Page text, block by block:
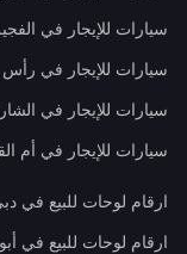
سيارات للإيجار في
سيارات للإيجار في رأس
سيارات للإيجار في
سيارات للإيجار في أم
ارقام لوحات للبيع في
ارقام لوحات للبيع في